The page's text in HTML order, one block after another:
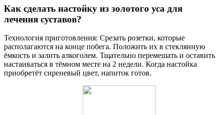
Как сделать настойку из золотого уса для
лечения суставов?
Технология приготовления: Срезать розетки, которые
располагаются на конце побега. Положить их в стеклянную
ёмкость и залить алкоголем. Тщательно перемешать и оставить
настаиваться в тёмном месте на 2 недели. Когда настойка
приобретёт сиреневый цвет, напиток готов.